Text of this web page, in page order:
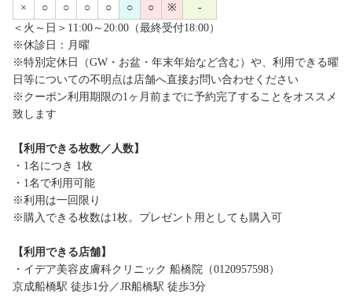
× ○ ○ ○ ○ ○ ○ ※
-
＜火～日＞11:00～20:00（最終受付18:00）
※休診日：月曜
※特別定休日（GW・お盆・年末年始など含む）や、利用できる曜
日等についての不明点は店舗へ直接お問い合わせください
※クーポン利用期限の1ヶ月前までに予約完了することをオススメ
致します
【利用できる枚数／人数】
・1名につき 1枚
・1名で利用可能
※利用は一回限り
※購入できる枚数は1枚。プレゼント用としても購入可
【利用できる店舗】
・イデア美容皮膚科クリニック 船橋院（0120957598）
京成船橋駅 徒歩1分／JR船橋駅 徒歩3分